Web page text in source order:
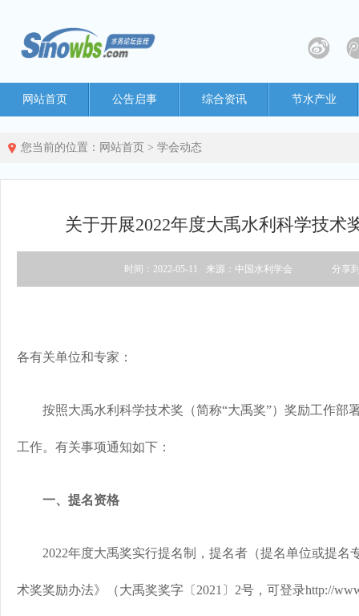
网站首页 公告启事 综合资讯 节水产业
您当前的位置： 网站首页 > 学会动态
关于开展2022年度大禹水利科学技术
时间：2022-05-11 来源：中国水利学会 分享
各有关单位和专家：
按照大禹水利科学技术奖（简称“大禹奖”）奖励工作部
工作。有关事项通知如下：
一、提名资格
2022年度大禹奖实行提名制，提名者（提名单位或提名
术奖奖励办法》（大禹奖奖字〔2021〕2号，可登录http://